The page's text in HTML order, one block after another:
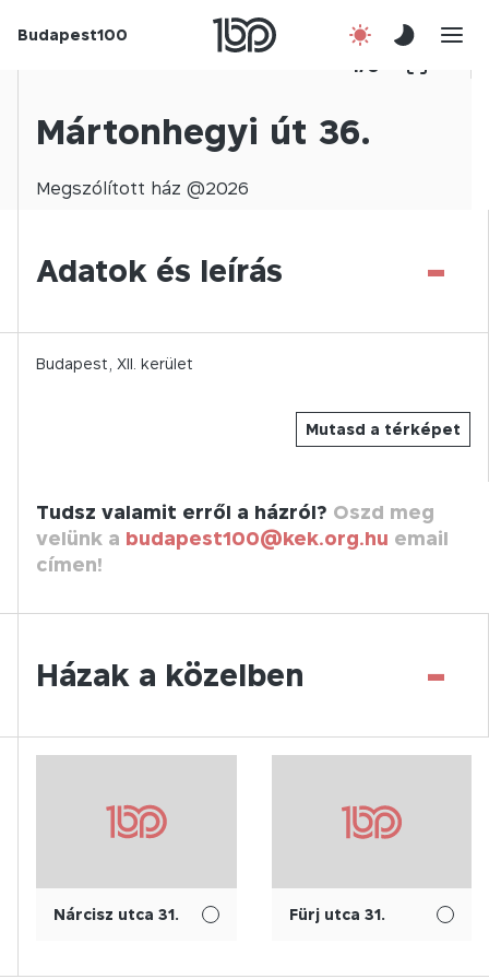
Budapest100
Csatlakozz!
1/ 0
Mártonhegyi út 36.
Megszólított ház @2026
Adatok és leírás -
Mutasd a térképet
Budapest, XII. kerület
Tudsz valamit erről a házról? Oszd meg
velünk a budapest100@kek.org.hu email
címen!
Házak a közelben -
Nárcisz utca 31. Fürj utca 31.